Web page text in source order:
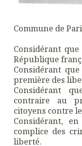
Commune de
Considérant
République
Considérant
première des
Considérant
contraire au
citoyens contre
Considérant,
complice des
liberté.